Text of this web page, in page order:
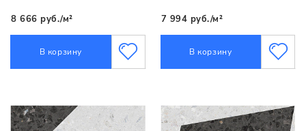
8 666 руб./м²
В корзину
7 994 руб./м²
В корзину